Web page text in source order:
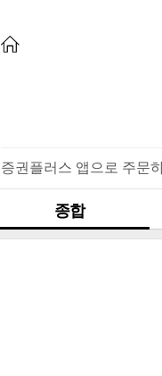
증권플러스 앱으로 주문
종합